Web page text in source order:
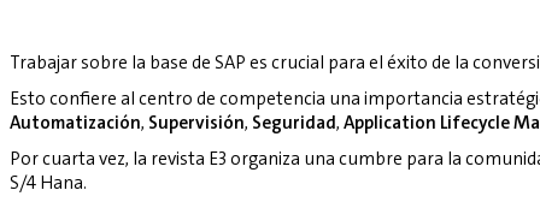
Trabajar sobre la base de SAP es crucial para el éxito de la
Esto confiere al centro de competencia una importancia
Automatización, Supervisión, Seguridad, Application Lifecycle
Por cuarta vez, la revista E3 organiza una cumbre para la
S/4 Hana.